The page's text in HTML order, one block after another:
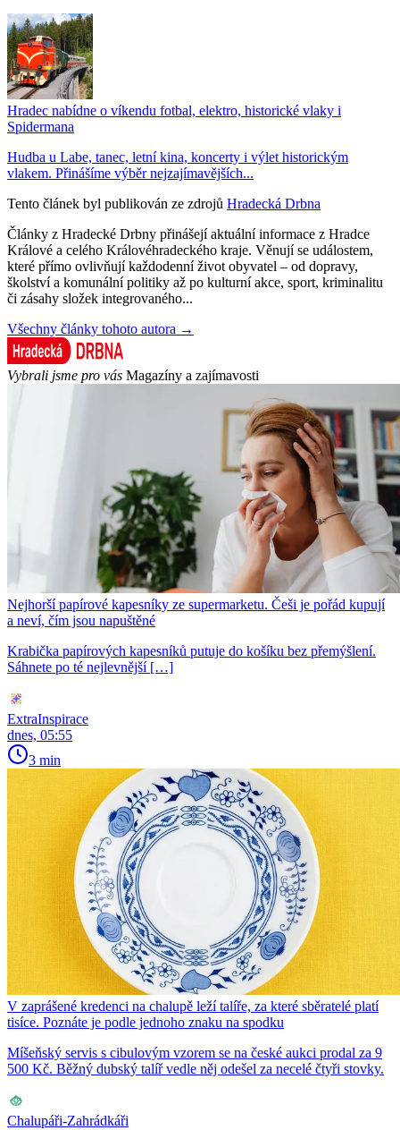
Hradec nabídne o víkendu fotbal, elektro, historické vlaky i
Spidermana
Hudba u Labe, tanec, letní kina, koncerty i výlet historickým
vlakem. Přinášíme výběr nejzajímavějších...
Tento článek byl publikován ze zdrojů Hradecká Drbna
Články z Hradecké Drbny přinášejí aktuální informace z Hradce
Králové a celého Královéhradeckého kraje. Věnují se událostem,
které přímo ovlivňují každodenní život obyvatel – od dopravy,
školství a komunální politiky až po kulturní akce, sport, kriminalitu
či zásahy složek integrovaného...
Všechny články tohoto autora →
Vybrali jsme pro vás Magazíny a zajímavosti
Nejhorší papírové kapesníky ze supermarketu. Češi je pořád kupují
a neví, čím jsou napuštěné
Krabička papírových kapesníků putuje do košíku bez přemýšlení.
Sáhnete po té nejlevnější […]
ExtraInspirace
dnes, 05:55
3 min
V zaprášené kredenci na chalupě leží talíře, za které sběratelé platí
tisíce. Poznáte je podle jednoho znaku na spodku
Míšeňský servis s cibulovým vzorem se na české aukci prodal za 9
500 Kč. Běžný dubský talíř vedle něj odešel za necelé čtyři stovky.
Chalupáři-Zahrádkáři